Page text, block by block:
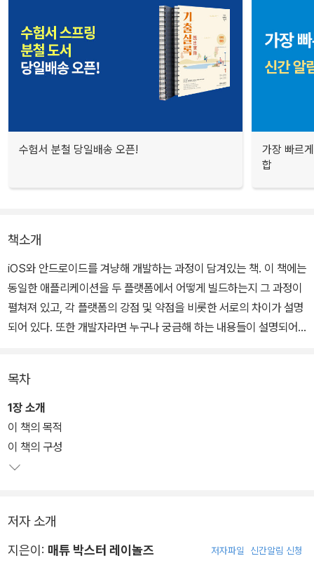
수험서 분철 당일배송 오픈!
가장 빠르
합
책소개
iOS와 안드로이드를 겨냥해 개발하는 과정이 담겨있는 책. 이 책에는
동일한 애플리케이션을 두 플랫폼에서 어떻게 빌드하는지 그 과정이
펼쳐져 있고, 각 플랫폼의 강점 및 약점을 비롯한 서로의 차이가 설명
되어 있다. 또한 개발자라면 누구나 궁금해 하는 내용들이 설명되어
아이폰과 안드로이드에 사용할 툴셋을 설치하고, 몸풀기 과정인 “He
llo, World” 애플리케이션 개발을 시작으로 각 플랫폼에 접근한다. 뒤
이어 HTTP를 통한 공용 클라우드 기반 서비스를 사용하여 실제 애
플리케이션을 개발한다. 또한 SQLite를 사용한 로컬 저장, ORM, 각
더불어 애플리케이션의 구조와 기능 명세서를 상세하게 다룬다. 마지
막 장에는 보너스로 모노터치에 대한 내용도 다루고 있다.
목차
1장 소개
이 책의 목적
이 책의 구성
저자 소개
지은이: 매튜 박스터 레이놀즈 저자파일 신간알림 신청